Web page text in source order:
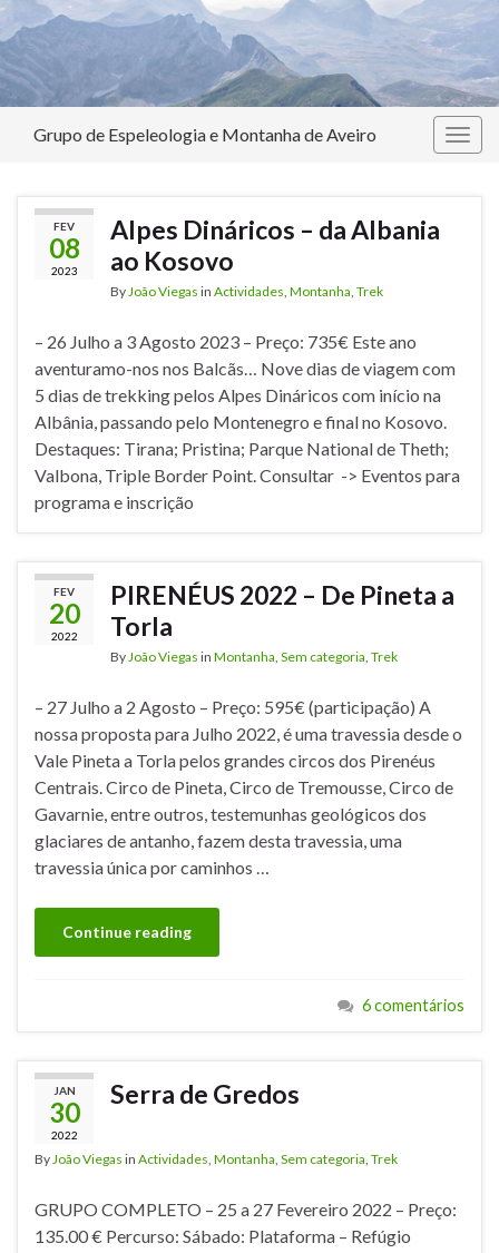
Grupo de Espeleologia e Montanha de Aveiro
FEV
08
2023
Alpes Dináricos – da Albania
ao Kosovo
By João Viegas in Actividades Montanha Trek
– 26 Julho a 3 Agosto 2023 – Preço: 735€ Este ano
aventuramo-nos nos Balcãs… Nove dias de viagem com
5 dias de trekking pelos Alpes Dináricos com início na
Albânia, passando pelo Montenegro e final no Kosovo.
Destaques: Tirana; Pristina; Parque National de Theth;
Valbona, Triple Border Point. Consultar -> Eventos para
programa e inscrição
FEV
20
2022
PIRENÉUS 2022 – De Pineta a
Torla
By João Viegas in Montanha Sem categoria Trek
– 27 Julho a 2 Agosto – Preço: 595€ (participação) A
nossa proposta para Julho 2022, é uma travessia desde o
Vale Pineta a Torla pelos grandes circos dos Pirenéus
Centrais. Circo de Pineta, Circo de Tremousse, Circo de
Gavarnie, entre outros, testemunhas geológicos dos
glaciares de antanho, fazem desta travessia, uma
travessia única por caminhos …
Continue reading
6 comentários
JAN
30
2022
Serra de Gredos
By João Viegas in Actividades Montanha Sem categoria Trek
GRUPO COMPLETO – 25 a 27 Fevereiro 2022 – Preço:
135.00 € Percurso: Sábado: Plataforma – Refúgio